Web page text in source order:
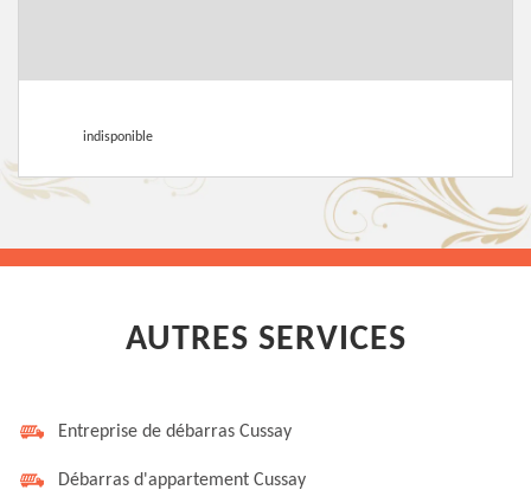
indisponible
AUTRES SERVICES
Entreprise de débarras Cussay
Débarras d'appartement Cussay